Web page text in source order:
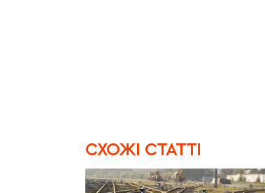
CХОЖІ СТАТТІ